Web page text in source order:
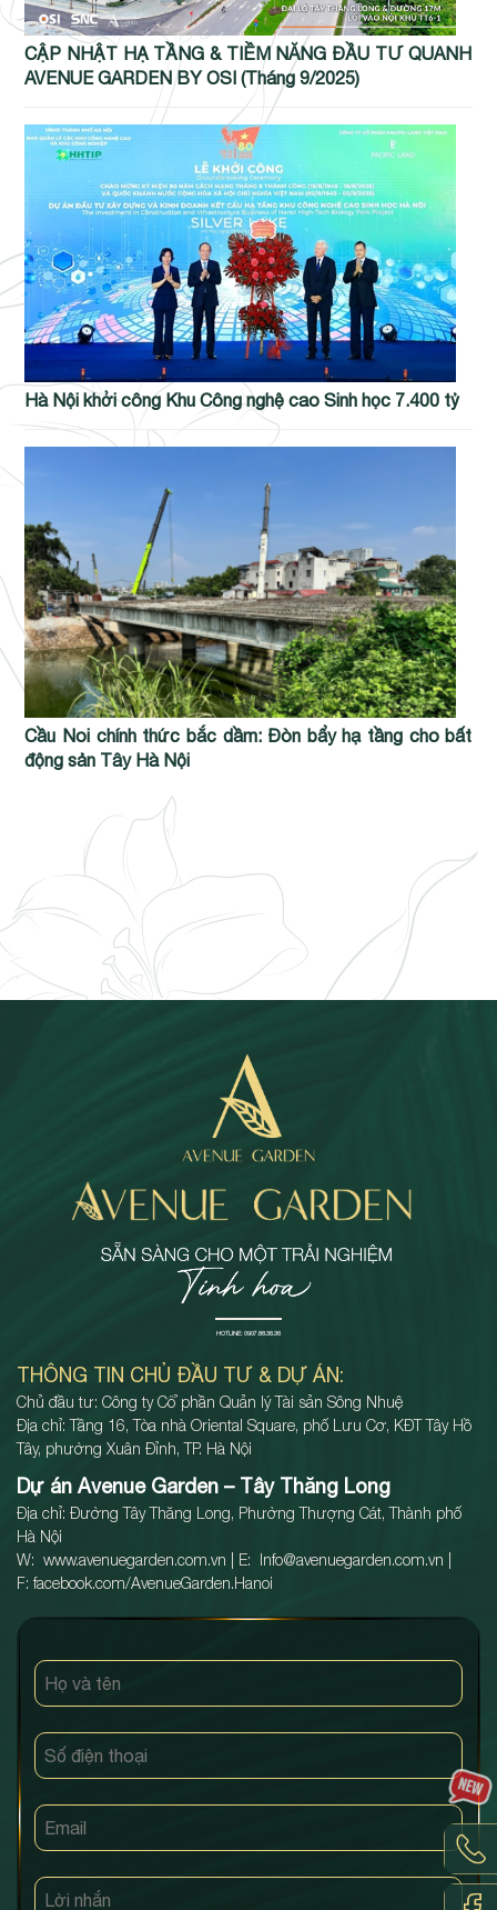
CẬP NHẬT HẠ TẦNG & TIỀM NĂNG ĐẦU TƯ QUANH
AVENUE GARDEN BY OSI (Tháng 9/2025)
Hà Nội khởi công Khu Công nghệ cao Sinh học 7.400 tỷ
Cầu Noi chính thức bắc dầm: Đòn bẩy hạ tầng cho bất
động sản Tây Hà Nội
HOTLINE:0907.88.36.36
THÔNG TIN CHỦ ĐẦU TƯ & DỰ ÁN:
Chủ đầu tư: Công ty Cổ phần Quản lý Tài sản Sông Nhuệ
Địa chỉ: Tầng 16, Tòa nhà Oriental Square, phố Lưu Cơ, KĐT Tây Hồ
Tây, phường Xuân Đỉnh, TP. Hà Nội
Dự án Avenue Garden – Tây Thăng Long
Địa chỉ: Đường Tây Thăng Long, Phường Thượng Cát, Thành phố
Hà Nội
W: www.avenuegarden.com.vn | E: Info@avenuegarden.com.vn
F: facebook.com/AvenueGarden.Hanoi